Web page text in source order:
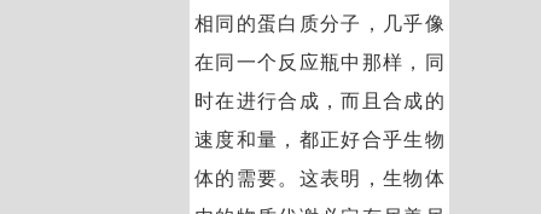
相同的蛋白质分子，几乎像
在同一个反应瓶中那样，同
时在进行合成，而且合成的
速度和量，都正好合乎生物
体的需要。这表明，生物体